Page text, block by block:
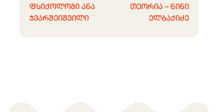
ფსიქოლოგი ანა
ჯვარშეიშვილი
თეორია – ნინი
ელბაქიძე